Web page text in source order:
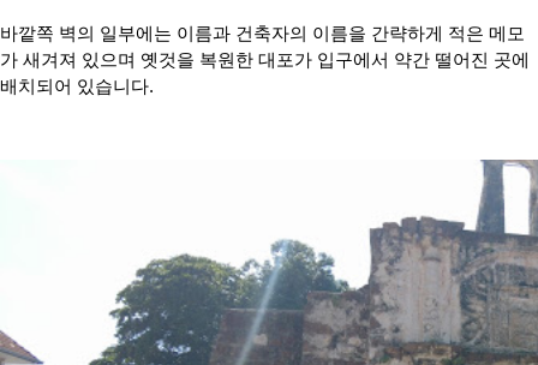
바깥쪽 벽의 일부에는 이름과 건축자의 이름을 간략하게 적은 메모
가 새겨져 있으며 옛것을 복원한 대포가 입구에서 약간 떨어진 곳에
배치되어 있습니다.